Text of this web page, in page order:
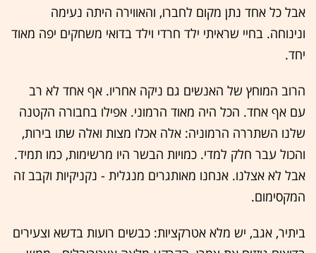
אבל כל אחד נתן מקום לחברו, והאווירה היתה נעימה
ונינוחה. בחיי שראיתי ילד חרדי וילד בדואי משחקים יפה מאוד
יחד.
הרוב המוחץ של האנשים גם ניקה אחריו. אף אחד לא רב
עם אף אחד. הכל היה מאוד הרמוני. אפילו בחבורה הקטנה
שלנו השתררה הרמוניה: אלה אכלו מצות ואלה שתו בירות,
והכול עבר חלק למדי. כמויות הבשר היו מרשימות, כמו תמיד.
אבל לא אצלנו. אנחנו מאותגרים מנגלית - נקניקיות וקבב זה
המקסימום.
ביתיר, אגב, יש מלא אטרקציות: כבשים רועות בדשא וצעירים